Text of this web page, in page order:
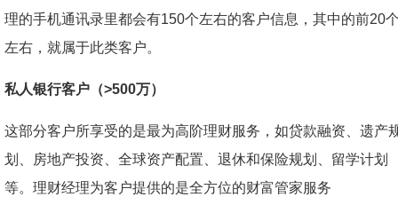
理的手机通讯录里都会有150个左右的客户信息，其中的前20
左右，就属于此类客户。
私人银行客户（>500万）
这部分客户所享受的是最为高阶理财服务，如贷款融资、遗产
划、房地产投资、全球资产配置、退休和保险规划、留学计划
等。理财经理为客户提供的是全方位的财富管家服务